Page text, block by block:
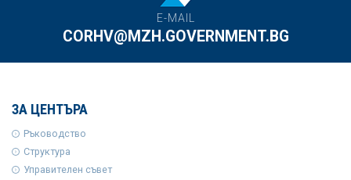
E-MAIL
CORHV@MZH.GOVERNMENT.BG
ЗА ЦЕНТЪРА
Ръководство
Структура
Управителен съвет